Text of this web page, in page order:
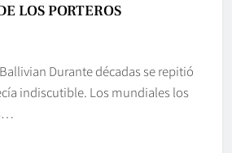
LOS PORTEROS
Durante décadas se repitió
indiscutible. Los mundiales los